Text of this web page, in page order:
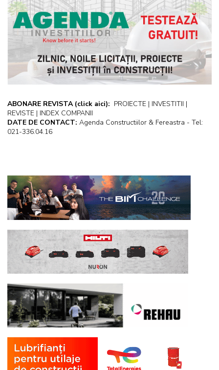
ABONARE REVISTA (click aici): PROIECTE | INVESTITII |
REVISTE | INDEX COMPANII
DATE DE CONTACT: Agenda Constructiilor & Fereastra - Tel:
021-336.04.16